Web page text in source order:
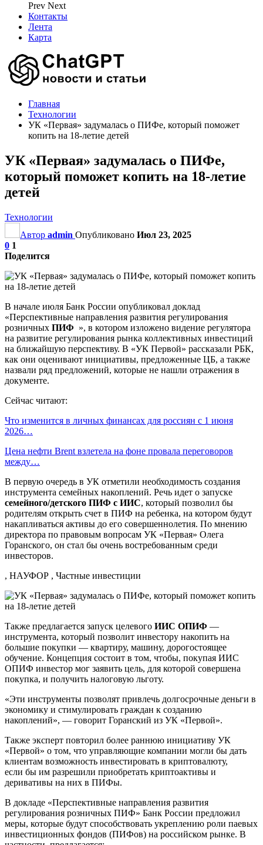
Prev Next
Контакты
Лента
Карта
Главная
Технологии
УК «Первая» задумалась о ПИФе, который поможет
копить на 18-летие детей
УК «Первая» задумалась о ПИФе,
который поможет копить на 18-летие
детей
Технологии
Автор admin Опубликовано Июл 23, 2025
0 1
Поделится
В начале июля Банк России опубликовал доклад
«Перспективные направления развития регулирования
розничных ПИФ », в котором изложено видение регулятора
на развитие регулирования рынка коллективных инвестиций
на ближайшую перспективу. В «УК Первой» рассказали РБК,
как они оценивают инициативы, предложенные ЦБ, а также
назвали ряд предложений, которые не нашли отражения в
документе.
Сейчас читают:
Что изменится в личных финансах для россиян с 1 июня
2026…
Цена нефти Brent взлетела на фоне провала переговоров
между…
В первую очередь в УК отметили необходимость создания
инструмента семейных накоплений. Речь идет о запуске
семейного/детского ПИФ с ИИС, который позволил бы
родителям открыть счет в ПИФ на ребенка, на котором будут
накапливаться активы до его совершеннолетия. По мнению
директора по правовым вопросам УК «Первая» Олега
Горанского, он стал бы очень востребованным среди
инвесторов.
, НАУФОР , Частные инвестиции
Также предлагается запуск целевого ИИС ОПИФ —
инструмента, который позволит инвестору накопить на
большие покупки — квартиру, машину, дорогостоящее
обучение. Концепция состоит в том, чтобы, покупая ИИС
ОПИФ инвестор мог заявить цель, для которой совершена
покупка, и получить налоговую льготу.
«Эти инструменты позволят привлечь долгосрочные деньги в
экономику и стимулировать граждан к созданию
накоплений», — говорит Горанский из УК «Первой».
Также эксперт повторил более раннюю инициативу УК
«Первой» о том, что управляющие компании могли бы дать
клиентам возможность инвестировать в криптовалюту,
если бы им разрешили приобретать криптоактивы и
деривативы на них в ПИФы.
В докладе «Перспективные направления развития
регулирования розничных ПИФ» Банк России предложил
меры, которые будут способствовать укреплению роли паевых
инвестиционных фондов (ПИФов) на российском рынке. В